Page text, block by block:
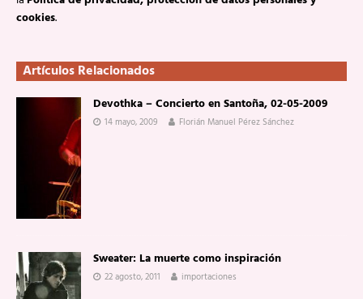
cookies.
Artículos Relacionados
Devothka – Concierto en Santoña, 02-05-2009
14 mayo, 2009 Florián Manuel Pérez Sánchez
Sweater: La muerte como inspiración
22 agosto, 2011 importaciones